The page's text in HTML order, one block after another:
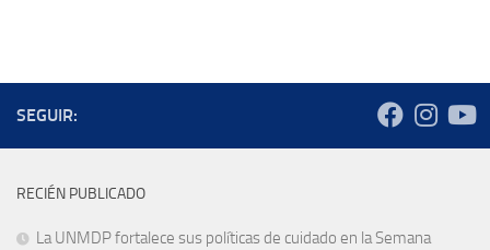
SEGUIR:
RECIÉN PUBLICADO
La UNMDP fortalece sus políticas de cuidado en la Semana